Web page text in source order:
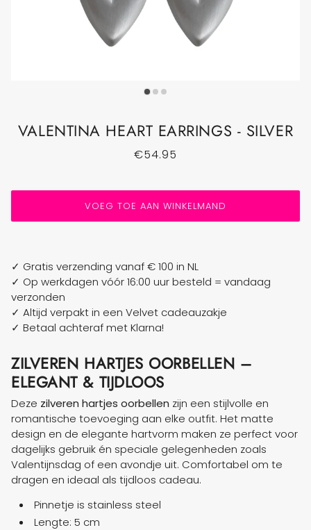
VALENTINA HEART EARRINGS - SILVER
€54.95
VOEG TOE AAN WINKELMAND
✓ Gratis verzending vanaf € 100 in NL
✓ Op werkdagen vóór 16:00 uur besteld = vandaag
verzonden
✓ Altijd verpakt in een Velvet cadeauzakje
✓ Betaal achteraf met Klarna!
ZILVEREN HARTJES OORBELLEN –
ELEGANT & TIJDLOOS
Deze zilveren hartjes oorbellen zijn een stijlvolle en
romantische toevoeging aan elke outfit. Het matte
design en de elegante hartvorm maken ze perfect voor
dagelijks gebruik én speciale gelegenheden zoals
Valentijnsdag of een avondje uit. Comfortabel om te
dragen en ideaal als tijdloos cadeau.
Pinnetje is stainless steel
Lengte: 5 cm